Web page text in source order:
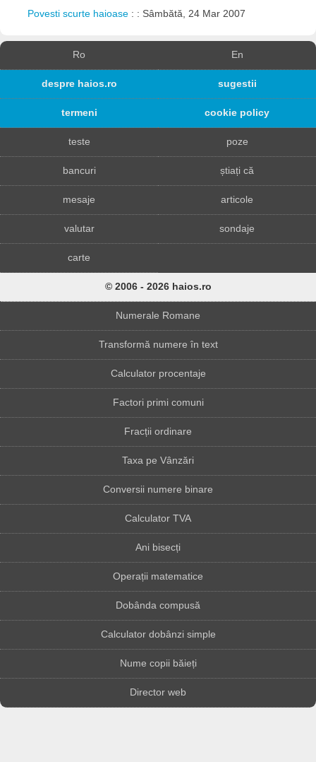
Povesti scurte haioase : : Sâmbătă, 24 Mar 2007
Ro En
despre haios.ro sugestii
termeni cookie policy
teste poze
bancuri știați că
mesaje articole
valutar sondaje
carte
© 2006 - 2026 haios.ro
Numerale Romane
Transformă numere în text
Calculator procentaje
Factori primi comuni
Fracții ordinare
Taxa pe Vânzări
Conversii numere binare
Calculator TVA
Ani bisecți
Operații matematice
Dobânda compusă
Calculator dobânzi simple
Nume copii băieți
Director web